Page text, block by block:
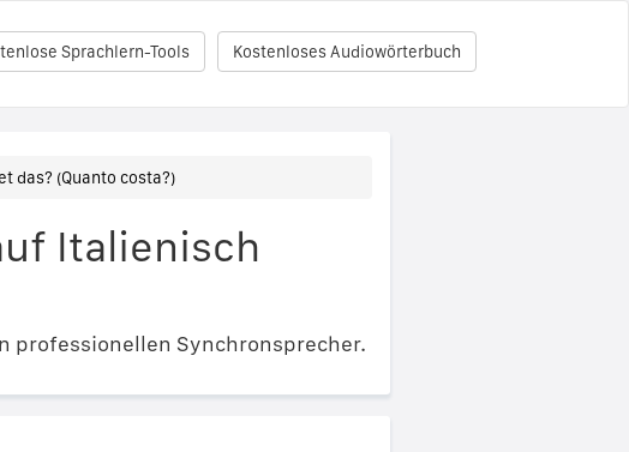
Kostenloses Audiowörterbuch
Sprachlern-Tools
das? (Quanto costa?)
Italienisch
professionellen Synchronsprecher.